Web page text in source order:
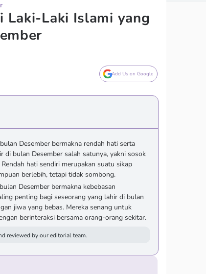
Laki-Laki Islami yang
Add Us on Google
Desember bermakna rendah hati serta
di bulan Desember salah satunya, yakni sosok
hati sendiri merupakan suatu sikap
berlebih, tetapi tidak sombong.
Desember bermakna kebebasan
penting bagi seseorang yang lahir di bulan
jiwa yang bebas. Mereka senang untuk
berinteraksi bersama orang-orang sekitar.
reviewed by our editorial team.